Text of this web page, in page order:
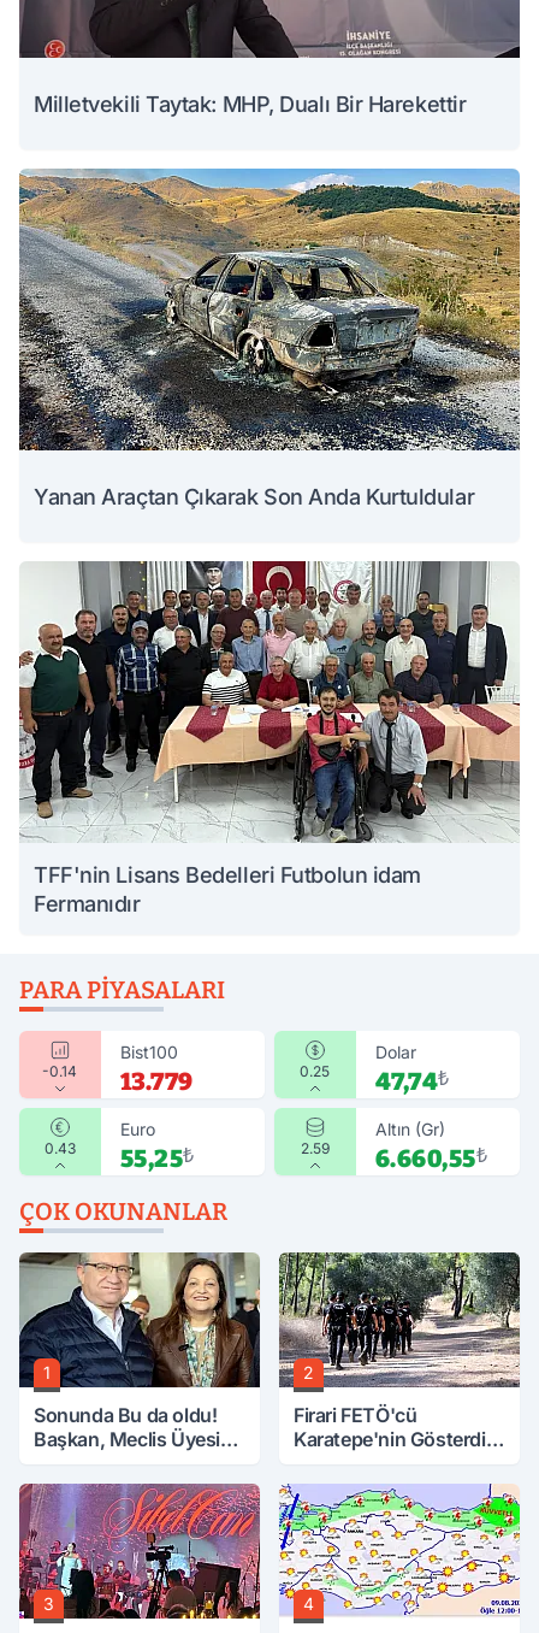
Milletvekili Taytak: MHP, Dualı Bir Harekettir
Yanan Araçtan Çıkarak Son Anda Kurtuldular
TFF'nin Lisans Bedelleri Futbolun idam
Fermanıdır
PARA PIYASALARI
-0.14
Bist100
13.779 0.25
Dolar
47,74₺
0.43
Euro
55,25₺ 2.59
Altın (Gr)
6.660,55₺
ÇOK OKUNANLAR
1
Sonunda Bu da oldu!
Başkan, Meclis Üyesini
Attırdı
2
Firari FETÖ'cü
Karatepe'nin Gösterdiği
Aranıyor
3 4